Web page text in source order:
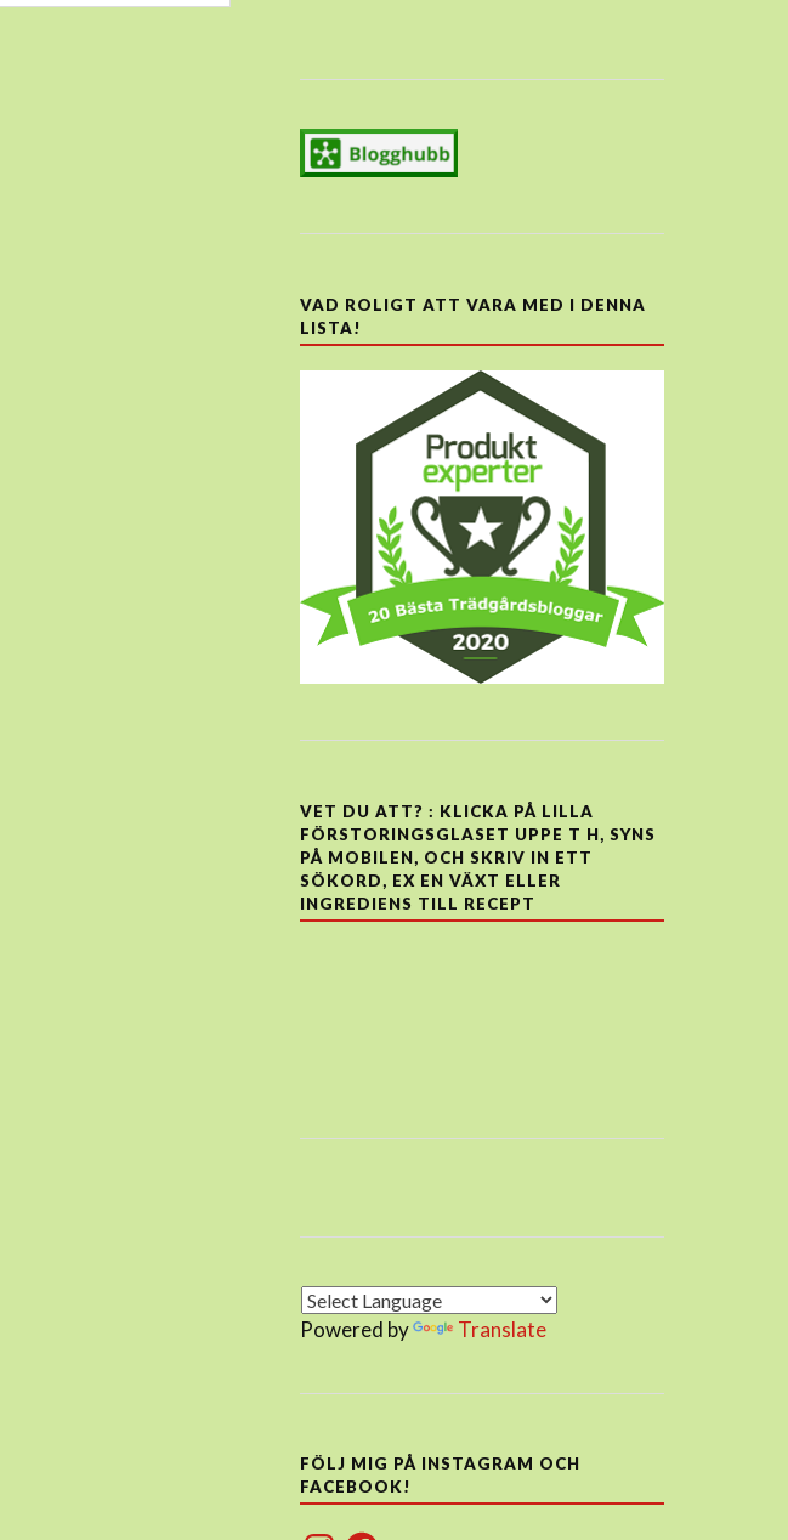
VAD ROLIGT ATT VARA MED I DENNA
LISTA!
VET DU ATT? : KLICKA PÅ LILLA
FÖRSTORINGSGLASET UPPE T H, SYNS
PÅ MOBILEN, OCH SKRIV IN ETT
SÖKORD, EX EN VÄXT ELLER
INGREDIENS TILL RECEPT
Powered by Translate
FÖLJ MIG PÅ INSTAGRAM OCH
FACEBOOK!